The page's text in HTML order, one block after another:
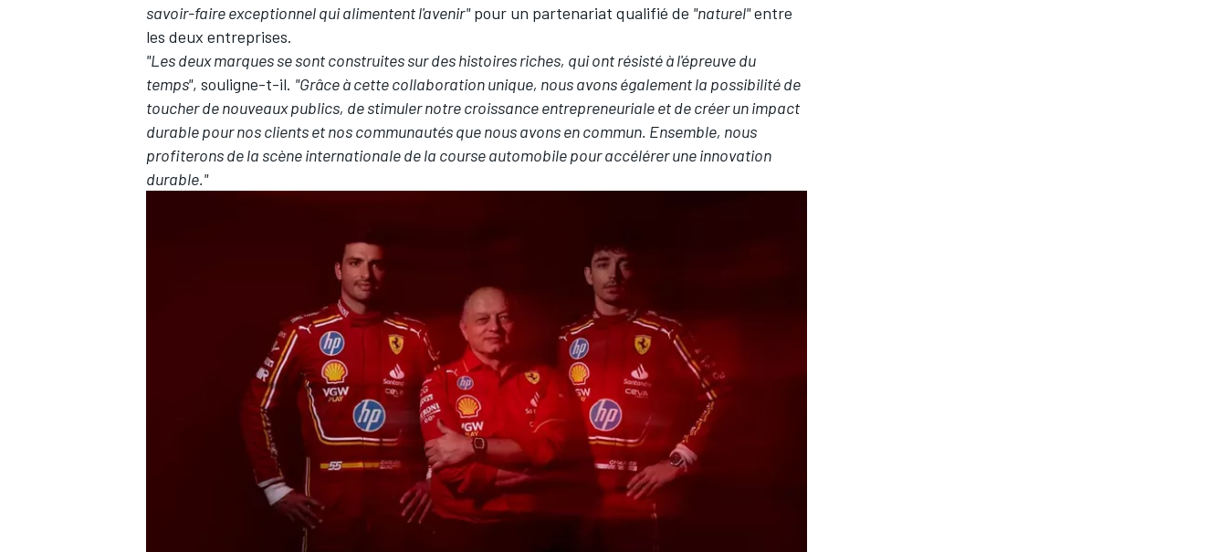
savoir-faire exceptionnel qui alimentent l'avenir"pour un partenariat qualifié de "naturel"entre
les deux entreprises.
"Les deux marques se sont construites sur des histoires riches, qui ont résisté à l'épreuve du
temps", souligne-t-il. "Grâce à cette collaboration unique, nous avons également la possibilité de
toucher de nouveaux publics, de stimuler notre croissance entrepreneuriale et de créer un impact
durable pour nos clients et nos communautés que nous avons en commun. Ensemble, nous
profiterons de la scène internationale de la course automobile pour accélérer une innovation
durable."